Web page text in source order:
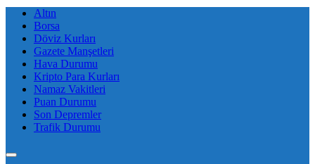
Altın
Borsa
Döviz Kurları
Gazete Manşetleri
Hava Durumu
Kripto Para Kurları
Namaz Vakitleri
Puan Durumu
Son Depremler
Trafik Durumu